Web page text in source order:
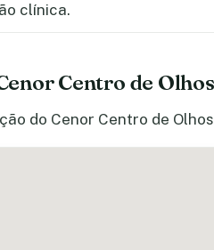
clínica.
Centro de
do Cenor Centro de